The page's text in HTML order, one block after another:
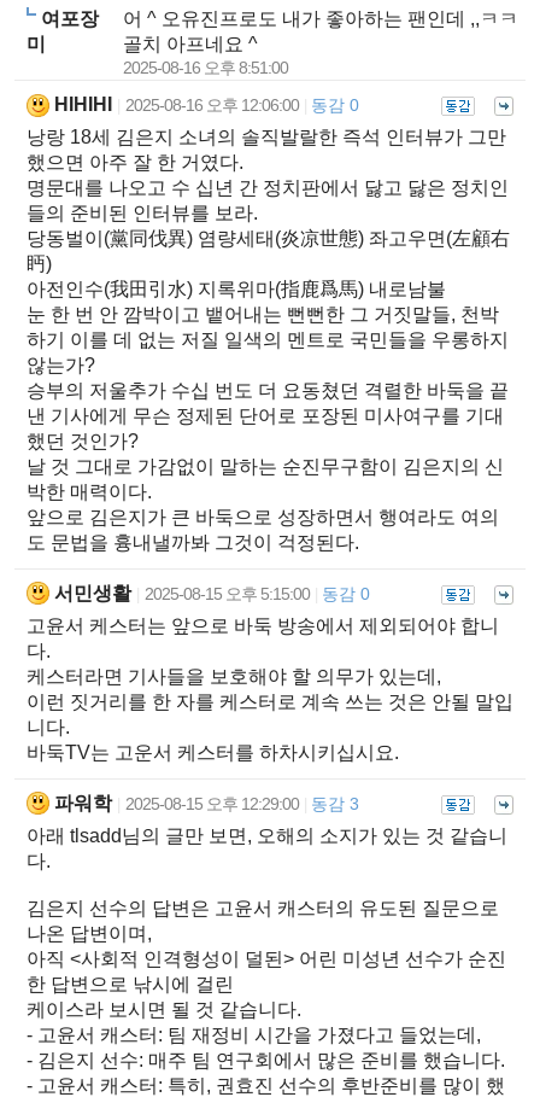
여포장
미
어 ^ 오유진프로도 내가 좋아하는 팬인데 ,,ㅋㅋ
골치 아프네요 ^
2025-08-16 오후 8:51:00
HIHIHI 2025-08-16 오후 12:06:00 동감 0
낭랑 18세 김은지 소녀의 솔직발랄한 즉석 인터뷰가 그만
했으면 아주 잘 한 거였다.
명문대를 나오고 수 십년 간 정치판에서 닳고 닳은 정치인
들의 준비된 인터뷰를 보라.
당동벌이(黨同伐異) 염량세태(炎凉世態) 좌고우면(左顧右
眄)
아전인수(我田引水) 지록위마(指鹿爲馬) 내로남불
눈 한 번 안 깜박이고 뱉어내는 뻔뻔한 그 거짓말들, 천박
하기 이를 데 없는 저질 일색의 멘트로 국민들을 우롱하지
않는가?
승부의 저울추가 수십 번도 더 요동쳤던 격렬한 바둑을 끝
낸 기사에게 무슨 정제된 단어로 포장된 미사여구를 기대
했던 것인가?
날 것 그대로 가감없이 말하는 순진무구함이 김은지의 신
박한 매력이다.
앞으로 김은지가 큰 바둑으로 성장하면서 행여라도 여의
도 문법을 흉내낼까봐 그것이 걱정된다.
서민생활 2025-08-15 오후 5:15:00 동감 0
고윤서 케스터는 앞으로 바둑 방송에서 제외되어야 합니
다.
케스터라면 기사들을 보호해야 할 의무가 있는데,
이런 짓거리를 한 자를 케스터로 계속 쓰는 것은 안될 말입
니다.
바둑TV는 고운서 케스터를 하차시키십시요.
파워학 2025-08-15 오후 12:29:00 동감 3
아래 tlsadd님의 글만 보면, 오해의 소지가 있는 것 같습니
다.
김은지 선수의 답변은 고윤서 캐스터의 유도된 질문으로
나온 답변이며,
아직 <사회적 인격형성이 덜된> 어린 미성년 선수가 순진
한 답변으로 낚시에 걸린
케이스라 보시면 될 것 같습니다.
- 고윤서 캐스터: 팀 재정비 시간을 가졌다고 들었는데,
- 김은지 선수: 매주 팀 연구회에서 많은 준비를 했습니다.
- 고윤서 캐스터: 특히, 권효진 선수의 후반준비를 많이 했